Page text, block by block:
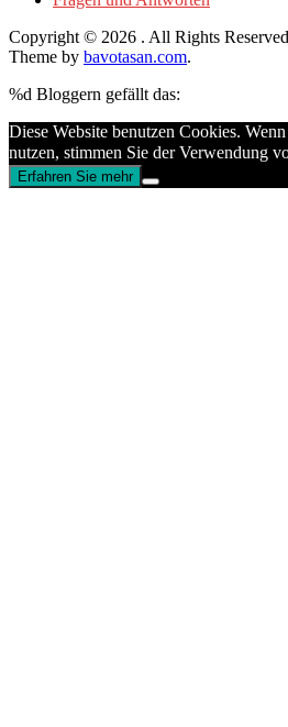
Copyright © 2026 . All Rights
Theme by bavotasan.com.
%d Bloggern gefällt das:
Diese Website benutzen Cookies.
nutzen, stimmen Sie der Verwendung
Erfahren Sie mehr